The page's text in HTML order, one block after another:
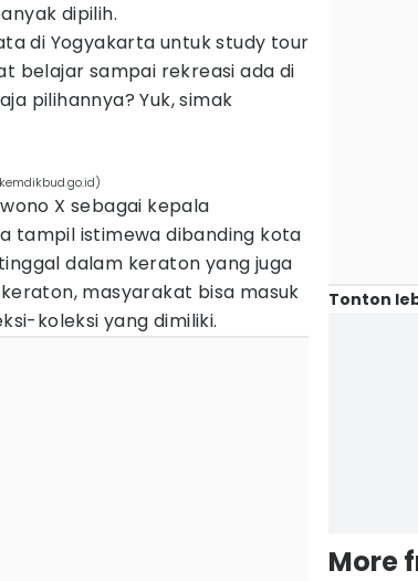
dipilih.
di Yogyakarta untuk study tour
belajar sampai rekreasi ada di
pilihannya? Yuk, simak
X sebagai kepala
tampil istimewa dibanding kota
dalam keraton yang juga
masyarakat bisa masuk
koleksi yang dimiliki.
Tonton
More